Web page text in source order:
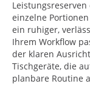
einzelne
ein ruhiger,
Ihrem Workflow
der klaren
Tischgeräte, die
planbare Routine